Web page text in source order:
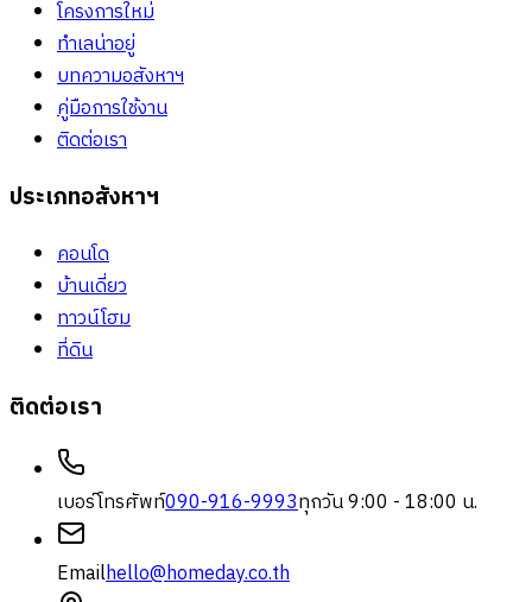
โครงการใหม่
ทำเลน่าอยู่
บทความอสังหาฯ
คู่มือการใช้งาน
ติดต่อเรา
ประเภทอสังหาฯ
คอนโด
บ้านเดี่ยว
ทาวน์โฮม
ที่ดิน
ติดต่อเรา
เบอร์โทรศัพท์090-916-9993ทุกวัน 9:00 - 18:00 น.
Emailhello@homeday.co.th